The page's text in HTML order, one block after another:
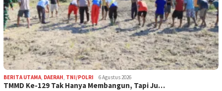
BERITA UTAMA, DAERAH, TNI/POLRI 6 Agustus 2026
TMMD Ke-129 Tak Hanya Membangun, Tapi Ju…